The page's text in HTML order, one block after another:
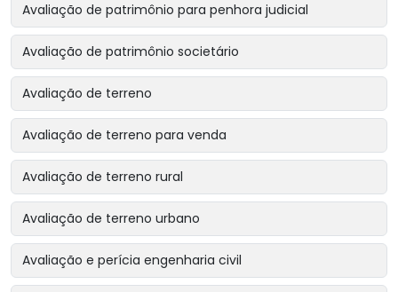
Avaliação de patrimônio para penhora judicial
Avaliação de patrimônio societário
Avaliação de terreno
Avaliação de terreno para venda
Avaliação de terreno rural
Avaliação de terreno urbano
Avaliação e perícia engenharia civil